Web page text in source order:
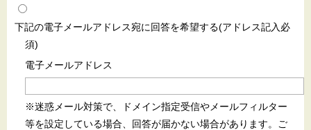
下記の電子メールアドレス宛に回答を希望する(アドレス記入必
須)
電子メールアドレス
※迷惑メール対策で、ドメイン指定受信やメールフィルター
等を設定している場合、回答が届かない場合があります。ご